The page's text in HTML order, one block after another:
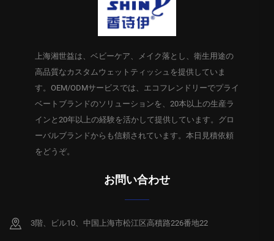
上海湘世益は、ベビーケア、メイク落とし、衛生用途の
高品質なカスタムウェットティッシュを提供していま
す。OEM/ODMサービスでは、エコフレンドリーでプライ
ベートブランドのソリューションを、20本以上の生産ラ
インと20年以上の経験を活かして提供しています。グロ
ーバルブランドからも信頼されています。本日見積依頼
をどうぞ。
お問い合わせ
3階、ビル10、中国上海市松江区高積路226番地22